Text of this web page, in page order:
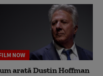
NOW
arată Dustin Hoffman